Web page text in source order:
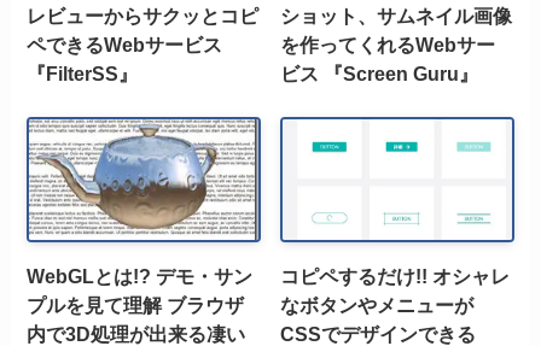
レビューからサクッとコピ
ペできるWebサービス
『FilterSS』
ショット、サムネイル画像
を作ってくれるWebサー
ビス 『Screen Guru』
WebGLとは!? デモ・サン
プルを見て理解 ブラウザ
内で3D処理が出来る凄い
コピペするだけ!! オシャレ
なボタンやメニューが
CSSでデザインできる